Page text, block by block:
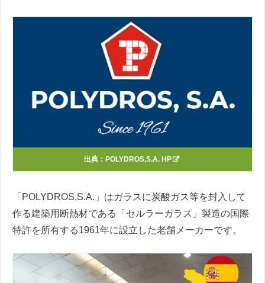
出典： POLYDROS,S.A. HP
「‎POLYDROS,S.A.」はガラスに炭酸ガス等を封入して
作る建築用断熱材である「セルラーガラス」製造の国際
特許を所有する1961年に設立した老舗メーカーです。